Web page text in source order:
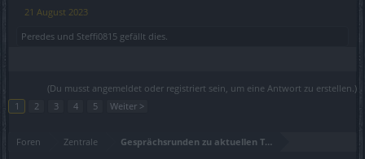
21 August 2023
Peredes und Steffi0815 gefällt dies.
(Du musst angemeldet oder registriert sein, um eine Antwort zu erstellen.)
1
2 3 4 5 Weiter >
Foren Zentrale Gesprächsrunden zu aktuellen Themen